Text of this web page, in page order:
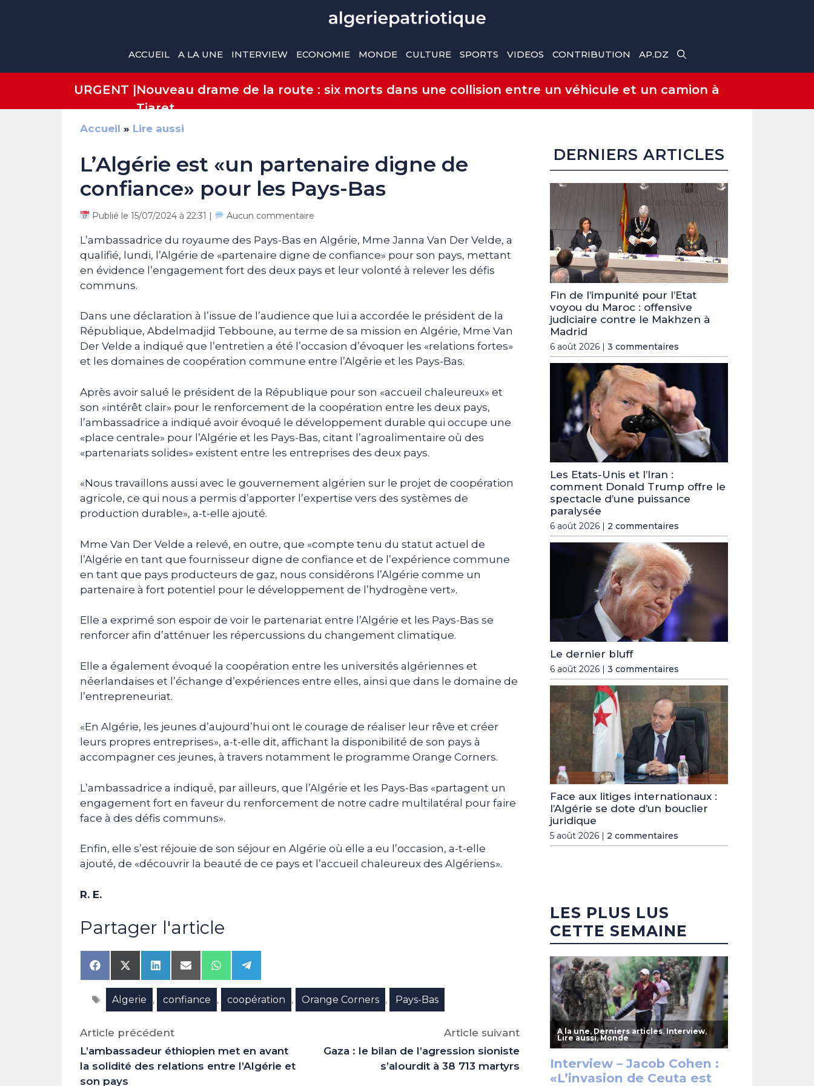
ACCUEIL A LA UNE INTERVIEW ECONOMIE MONDE CULTURE SPORTS VIDEOS CONTRIBUTION AP.DZ
URGENT |Nouveau drame de la route : six morts dans une collision entre un véhicule et un camion à
Tiaret
Accueil » Lire aussi
L’Algérie est «un partenaire digne de
confiance» pour les Pays-Bas
Publié le 15/07/2024 à 22:31 | Aucun commentaire
L’ambassadrice du royaume des Pays-Bas en Algérie, Mme Janna Van Der Velde, a
qualifié, lundi, l’Algérie de «partenaire digne de confiance» pour son pays, mettant
en évidence l’engagement fort des deux pays et leur volonté à relever les défis
communs.
Dans une déclaration à l’issue de l’audience que lui a accordée le président de la
République, Abdelmadjid Tebboune, au terme de sa mission en Algérie, Mme Van
Der Velde a indiqué que l’entretien a été l’occasion d’évoquer les «relations fortes»
et les domaines de coopération commune entre l’Algérie et les Pays-Bas.
Après avoir salué le président de la République pour son «accueil chaleureux» et
son «intérêt clair» pour le renforcement de la coopération entre les deux pays,
l’ambassadrice a indiqué avoir évoqué le développement durable qui occupe une
«place centrale» pour l’Algérie et les Pays-Bas, citant l’agroalimentaire où des
«partenariats solides» existent entre les entreprises des deux pays.
«Nous travaillons aussi avec le gouvernement algérien sur le projet de coopération
agricole, ce qui nous a permis d’apporter l’expertise vers des systèmes de
production durable», a-t-elle ajouté.
Mme Van Der Velde a relevé, en outre, que «compte tenu du statut actuel de
l’Algérie en tant que fournisseur digne de confiance et de l’expérience commune
en tant que pays producteurs de gaz, nous considérons l’Algérie comme un
partenaire à fort potentiel pour le développement de l’hydrogène vert».
Elle a exprimé son espoir de voir le partenariat entre l’Algérie et les Pays-Bas se
renforcer afin d’atténuer les répercussions du changement climatique.
Elle a également évoqué la coopération entre les universités algériennes et
néerlandaises et l’échange d’expériences entre elles, ainsi que dans le domaine de
l’entrepreneuriat.
«En Algérie, les jeunes d’aujourd’hui ont le courage de réaliser leur rêve et créer
leurs propres entreprises», a-t-elle dit, affichant la disponibilité de son pays à
accompagner ces jeunes, à travers notamment le programme Orange Corners.
L’ambassadrice a indiqué, par ailleurs, que l’Algérie et les Pays-Bas «partagent un
engagement fort en faveur du renforcement de notre cadre multilatéral pour faire
face à des défis communs».
Enfin, elle s’est réjouie de son séjour en Algérie où elle a eu l’occasion, a-t-elle
ajouté, de «découvrir la beauté de ce pays et l’accueil chaleureux des Algériens».
R. E.
Partager l'article
Share
on
Facebook
Share
on
X
(Twitter)
Share
on
LinkedIn
Share
on
Email
Share
on
WhatsApp
Share
on
Telegram
Étiquettes
Algerie , confiance , coopération , Orange Corners , Pays-Bas
Article précédent
L’ambassadeur éthiopien met en avant
la solidité des relations entre l’Algérie et
son pays
Article suivant
Gaza : le bilan de l’agression sioniste
s’alourdit à 38 713 martyrs
DERNIERS ARTICLES
Fin de l’impunité pour l’Etat
voyou du Maroc : offensive
judiciaire contre le Makhzen à
Madrid
6 août 2026 | 3 commentaires
Les Etats-Unis et l’Iran :
comment Donald Trump offre le
spectacle d’une puissance
paralysée
6 août 2026 | 2 commentaires
Le dernier bluff
6 août 2026 | 3 commentaires
Face aux litiges internationaux :
l’Algérie se dote d’un bouclier
juridique
5 août 2026 | 2 commentaires
LES PLUS LUS
CETTE SEMAINE